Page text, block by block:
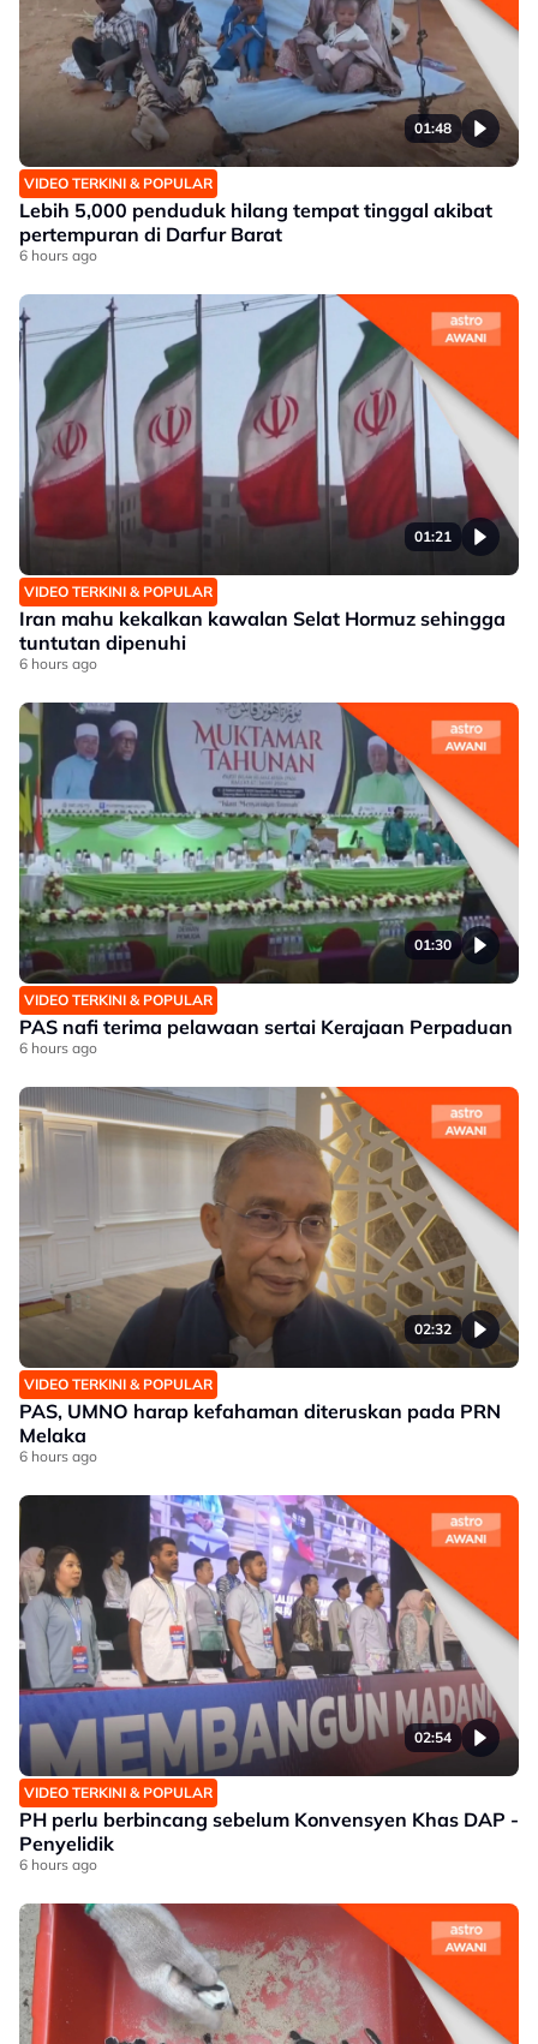
01:48
VIDEO TERKINI & POPULAR
Lebih 5,000 penduduk hilang tempat tinggal akibat
pertempuran di Darfur Barat
6 hours ago
01:21
VIDEO TERKINI & POPULAR
Iran mahu kekalkan kawalan Selat Hormuz sehingga
tuntutan dipenuhi
6 hours ago
01:30
VIDEO TERKINI & POPULAR
PAS nafi terima pelawaan sertai Kerajaan Perpaduan
6 hours ago
02:32
VIDEO TERKINI & POPULAR
PAS, UMNO harap kefahaman diteruskan pada PRN
Melaka
6 hours ago
02:54
VIDEO TERKINI & POPULAR
PH perlu berbincang sebelum Konvensyen Khas DAP -
Penyelidik
6 hours ago